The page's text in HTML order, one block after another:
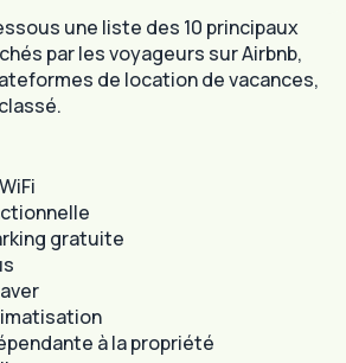
une liste des 10 principaux
par les voyageurs sur Airbnb,
de location de vacances,
gratuite
à la propriété